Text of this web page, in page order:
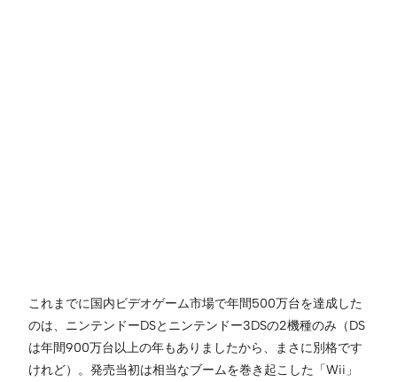
これまでに国内ビデオゲーム市場で年間500万台を達成した
のは、ニンテンドーDSとニンテンドー3DSの2機種のみ（DS
は年間900万台以上の年もありましたから、まさに別格です
けれど）。発売当初は相当なブームを巻き起こした「Wii」